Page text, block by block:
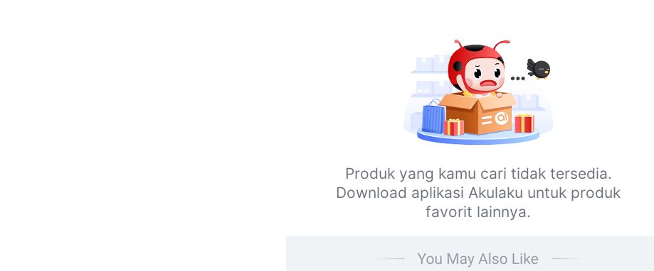
Produk yang kamu cari tidak tersedia.
Download aplikasi Akulaku untuk produk
favorit lainnya.